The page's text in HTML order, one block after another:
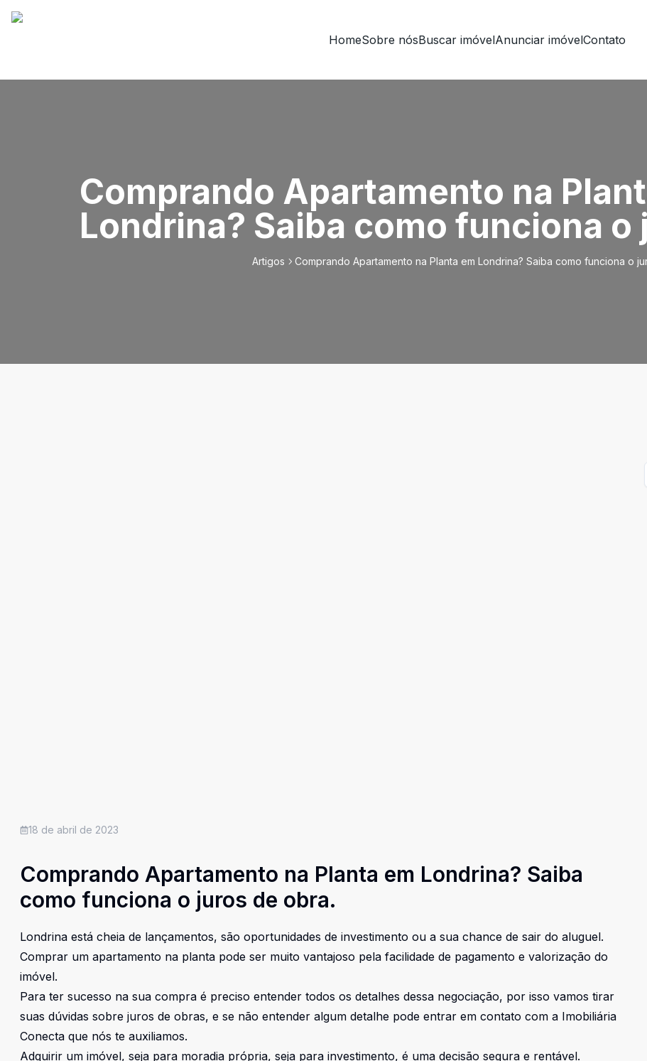
HomeSobre nósBuscar imóvelAnunciar imóvelContato
Comprando Apartamento na
Londrina? Saiba como funciona o
Artigos Comprando Apartamento na Planta em Londrina? Saiba como funciona o
18 de abril de 2023
Comprando Apartamento na Planta em Londrina? Saiba
como funciona o juros de obra.
Londrina está cheia de lançamentos, são oportunidades de investimento ou a sua chance de sair do aluguel.
Comprar um apartamento na planta pode ser muito vantajoso pela facilidade de pagamento e valorização do
imóvel.
Para ter sucesso na sua compra é preciso entender todos os detalhes dessa negociação, por isso vamos tirar
suas dúvidas sobre juros de obras, e se não entender algum detalhe pode entrar em contato com a Imobiliária
Conecta que nós te auxiliamos.
Adquirir um imóvel, seja para moradia própria, seja para investimento, é uma decisão segura e rentável.